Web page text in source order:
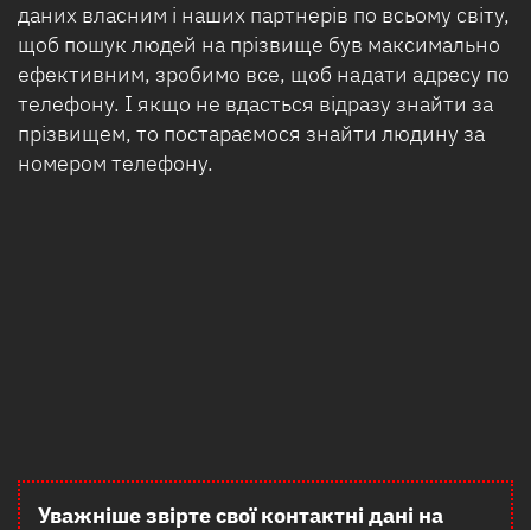
даних власним і наших партнерів по всьому світу,
щоб пошук людей на прізвище був максимально
ефективним, зробимо все, щоб надати адресу по
телефону. І якщо не вдасться відразу знайти за
прізвищем, то постараємося знайти людину за
номером телефону.
Уважніше звірте свої контактні дані на